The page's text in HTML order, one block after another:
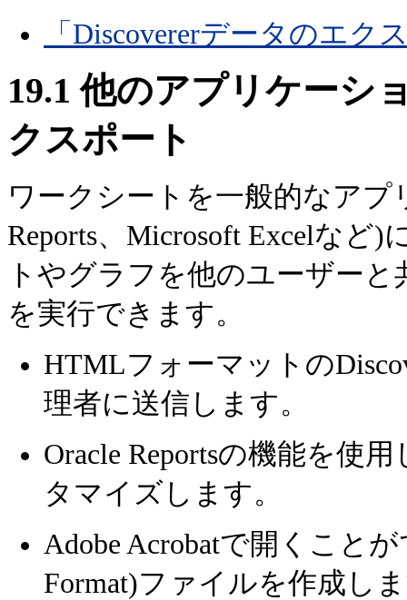
「Discovererデータのエク
19.1 他のアプリケーシ
クスポート
ワークシートを一般的なアプ
Reports、Microsoft Excelなど
トやグラフを他のユーザー
を実行できます。
HTMLフォーマットの
理者に送信します。
Oracle Reportsの機能を使
タマイズします。
Adobe Acrobatで開くこと
Format)ファイルを作成し